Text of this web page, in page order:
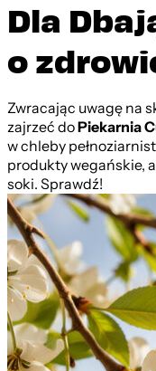
Dla
o
Zwracając uwagę na
zajrzeć doPiekarnia
w chleby
produkty wegańskie,
soki. Sprawdź!